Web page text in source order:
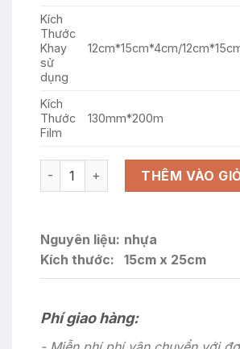
Kích
Thước
Khay
sử
dụng
12cm*15cm*4cm/
Kích
Thước
Film
130mm*200m
QM-12 TG-1215 Khuôn đi kèm
THÊM VÀO
Nguyên liệu: nhựa
Kích thước:
15cm x 25cm
Phí giao hàng: